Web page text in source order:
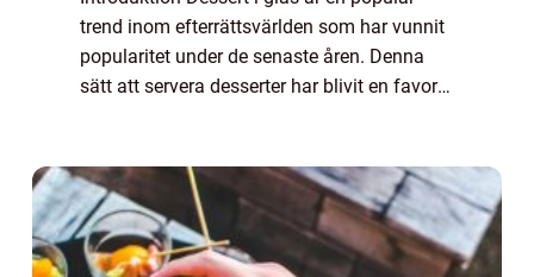
trend inom efterrättsvärlden som har vunnit
popularitet under de senaste åren. Denna
sätt att servera desserter har blivit en favorit